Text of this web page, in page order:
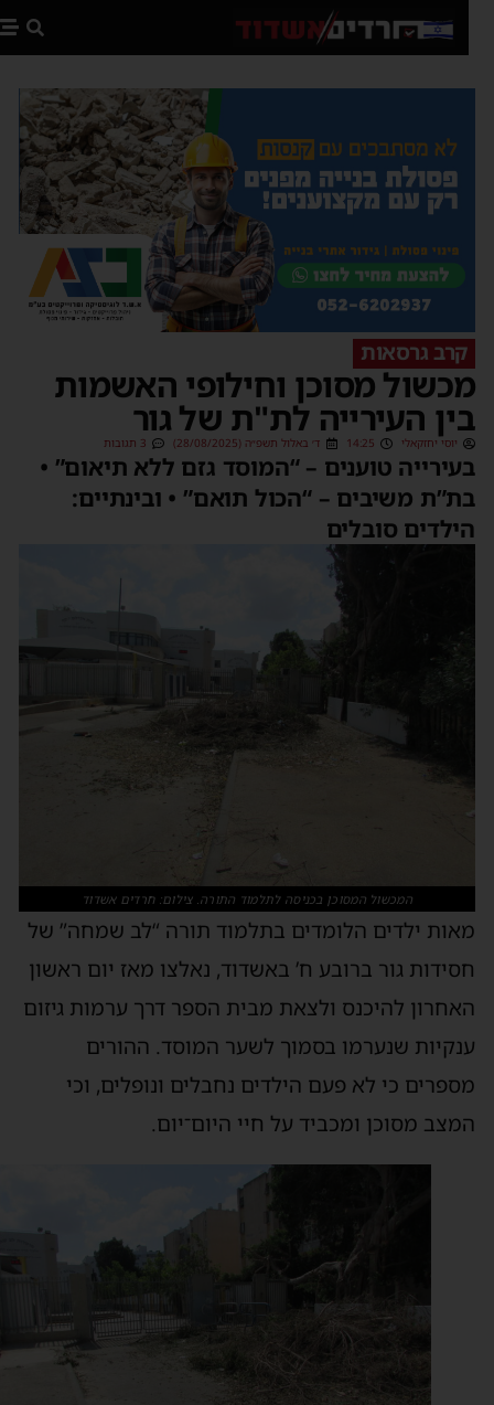
קרב גרסאות
מסוכן וחילופי האשמות
העירייה לת"ת של גור
יוסי יחזקאלי 14:25 ד׳ באלול תשפ״ה (28/08/2025)
טוענים – “המוסד גזם ללא תיאום” •
משיבים – “הכול תואם” • ובינתיים:
סובלים
המכשול המסוכן בכניסה לתלמוד התורה. צילום: חרדים אשדוד
ילדים הלומדים בתלמוד תורה “לב שמחה” של
גור ברובע ח’ באשדוד, נאלצו מאז יום ראשון
להיכנס ולצאת מבית הספר דרך ערמות גיזום
שנערמו בסמוך לשער המוסד. ההורים
כי לא פעם הילדים נחבלים ונופלים, וכי
מסוכן ומכביד על חיי היום־יום.